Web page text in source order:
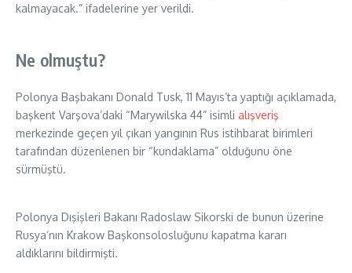
kalmayacak.” ifadelerine yer verildi.
Ne olmuştu?
Polonya Başbakanı Donald Tusk, 11 Mayıs’ta yaptığı açıklamada,
başkent Varşova’daki “Marywilska 44” isimli alışveriş
merkezinde geçen yıl çıkan yangının Rus istihbarat birimleri
tarafından düzenlenen bir “kundaklama” olduğunu öne
sürmüştü.
Polonya Dışişleri Bakanı Radoslaw Sikorski de bunun üzerine
Rusya’nın Krakow Başkonsolosluğunu kapatma kararı
aldıklarını bildirmişti.